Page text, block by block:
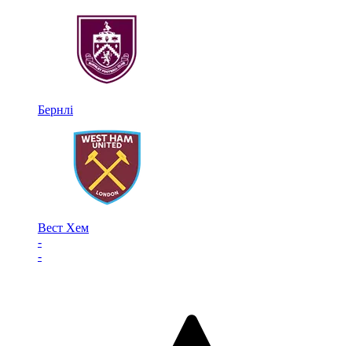
Бернлі
Вест Хем
-
-